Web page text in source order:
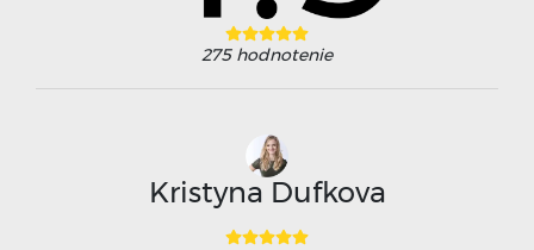
275 hodnotenie
Kristyna Dufkova